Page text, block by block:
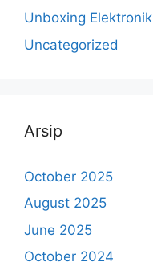
Unboxing Elektronik
Uncategorized
Arsip
October 2025
August 2025
June 2025
October 2024